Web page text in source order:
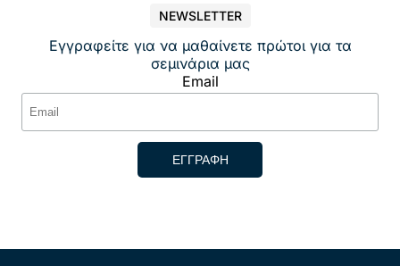
NEWSLETTER
Εγγραφείτε για να μαθαίνετε πρώτοι για τα
σεμινάρια μας
Email